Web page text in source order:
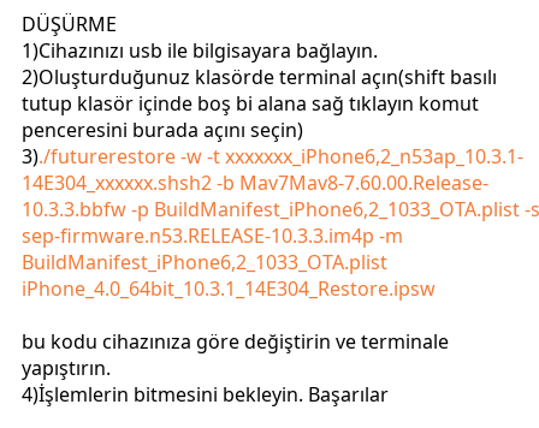
DÜŞÜRME
1)Cihazınızı usb ile bilgisayara bağlayın.
2)Oluşturduğunuz klasörde terminal açın(shift basılı
tutup klasör içinde boş bi alana sağ tıklayın komut
penceresini burada açını seçin)
3)./futurerestore -w -t xxxxxxx_iPhone6,2_n53ap_10.3.1-
14E304_xxxxxx.shsh2 -b Mav7Mav8-7.60.00.Release-
10.3.3.bbfw -p BuildManifest_iPhone6,2_1033_OTA.plist -s
sep-firmware.n53.RELEASE-10.3.3.im4p -m
BuildManifest_iPhone6,2_1033_OTA.plist
iPhone_4.0_64bit_10.3.1_14E304_Restore.ipsw
bu kodu cihazınıza göre değiştirin ve terminale
yapıştırın.
4)İşlemlerin bitmesini bekleyin. Başarılar